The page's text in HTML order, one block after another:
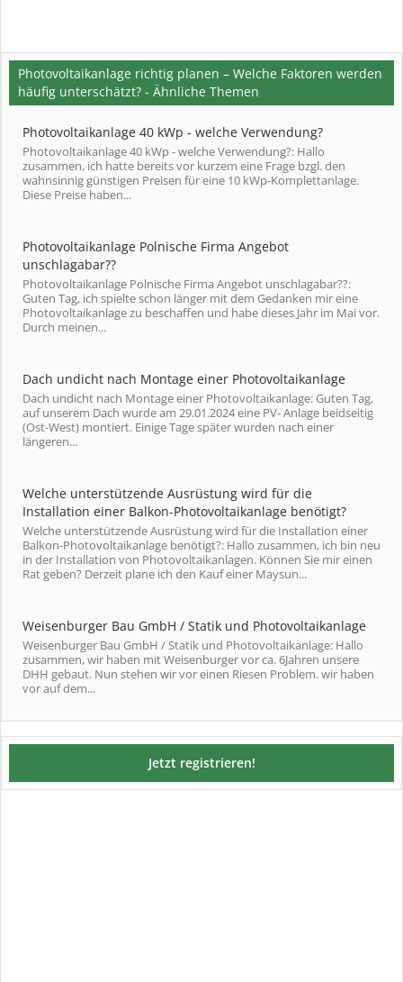
Photovoltaikanlage richtig planen – Welche Faktoren werden
häufig unterschätzt? - Ähnliche Themen
Photovoltaikanlage 40 kWp - welche Verwendung?
Photovoltaikanlage 40 kWp - welche Verwendung?: Hallo
zusammen, ich hatte bereits vor kurzem eine Frage bzgl. den
wahnsinnig günstigen Preisen für eine 10 kWp-Komplettanlage.
Diese Preise haben...
Photovoltaikanlage Polnische Firma Angebot
unschlagabar??
Photovoltaikanlage Polnische Firma Angebot unschlagabar??:
Guten Tag, ich spielte schon länger mit dem Gedanken mir eine
Photovoltaikanlage zu beschaffen und habe dieses Jahr im Mai vor.
Durch meinen...
Dach undicht nach Montage einer Photovoltaikanlage
Dach undicht nach Montage einer Photovoltaikanlage: Guten Tag,
auf unserem Dach wurde am 29.01.2024 eine PV- Anlage beidseitig
(Ost-West) montiert. Einige Tage später wurden nach einer
längeren...
Welche unterstützende Ausrüstung wird für die
Installation einer Balkon-Photovoltaikanlage benötigt?
Welche unterstützende Ausrüstung wird für die Installation einer
Balkon-Photovoltaikanlage benötigt?: Hallo zusammen, ich bin neu
in der Installation von Photovoltaikanlagen. Können Sie mir einen
Rat geben? Derzeit plane ich den Kauf einer Maysun...
Weisenburger Bau GmbH / Statik und Photovoltaikanlage
Weisenburger Bau GmbH / Statik und Photovoltaikanlage: Hallo
zusammen, wir haben mit Weisenburger vor ca. 6Jahren unsere
DHH gebaut. Nun stehen wir vor einen Riesen Problem. wir haben
vor auf dem...
Jetzt registrieren!